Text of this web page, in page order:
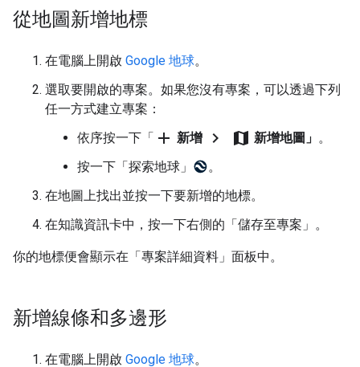
從地圖新增地標
在電腦上開啟 Google 地球。
選取要開啟的專案。如果您沒有專案，可以透過下列
任一方式建立專案：
依序按一下「 add 新增 chevron_right map 新增地圖」 。
按一下「探索地球」
。
在地圖上找出並按一下要新增的地標。
在知識資訊卡中，按一下右側的「儲存至專案」 。
你的地標便會顯示在「專案詳細資料」面板中。
新增線條和多邊形
在電腦上開啟 Google 地球。